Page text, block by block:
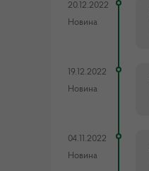
20.12.2022
Новина
19.12.2022
Новина
04.11.2022
Новина